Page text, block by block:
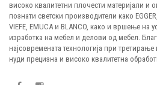
високо квалитетни плочести материјали и
познати светски производители како
VIEFE, EMUCA и BLANCO, како и вршење на
изработка на мебел и делови од мебел.
најсовремената технологија при
нуди прецизна и високо квалитетна